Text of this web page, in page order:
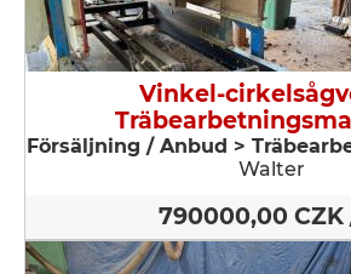
Vinkel-
Försäljning / Anbud >
Walter
790000,00 CZK